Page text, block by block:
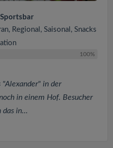
Regional, Saisonal, Snacks
100%
in der
in einem Hof. Besucher
das in...